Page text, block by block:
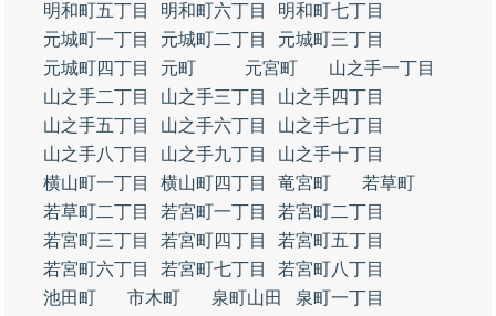
明和町五丁目
明和町六丁目
明和町七丁目
元城町一丁目
元城町二丁目
元城町三丁目
元城町四丁目
元町 元宮町
山之手一丁目
山之手二丁目
山之手三丁目
山之手四丁目
山之手五丁目
山之手六丁目
山之手七丁目
山之手八丁目
山之手九丁目
山之手十丁目
横山町一丁目
横山町四丁目 竜宮町
若草町
若草町二丁目
若宮町一丁目
若宮町二丁目
若宮町三丁目
若宮町四丁目
若宮町五丁目
若宮町六丁目
若宮町七丁目
若宮町八丁目
池田町
市木町 泉町山田
泉町一丁目